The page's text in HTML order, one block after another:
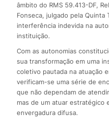
âmbito do RMS 59.413-DF,
Fonseca, julgado pela Quinta
interferência indevida na
instituição.
Com as autonomias
sua transformação em uma
coletivo pautada na atuação
verificam-se uma série de
que não dependam de
mas de um atuar estratégico
envergadura difusa.